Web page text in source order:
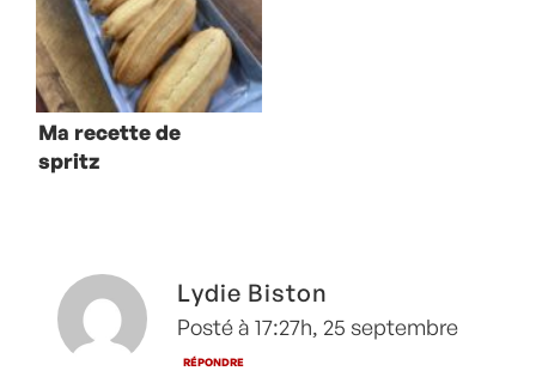
Ma recette de
spritz
Lydie Biston
Posté à 17:27h, 25 septembre
RÉPONDRE